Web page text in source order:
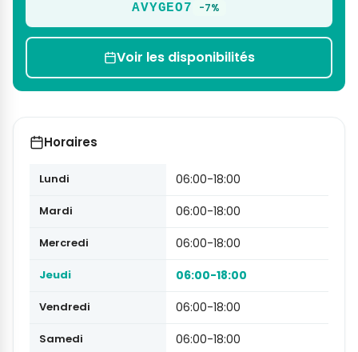
AVYGEO7 -7%
Voir les disponibilités
Horaires
Lundi 06:00-18:00
Mardi 06:00-18:00
Mercredi 06:00-18:00
Jeudi 06:00-18:00
Vendredi 06:00-18:00
Samedi 06:00-18:00